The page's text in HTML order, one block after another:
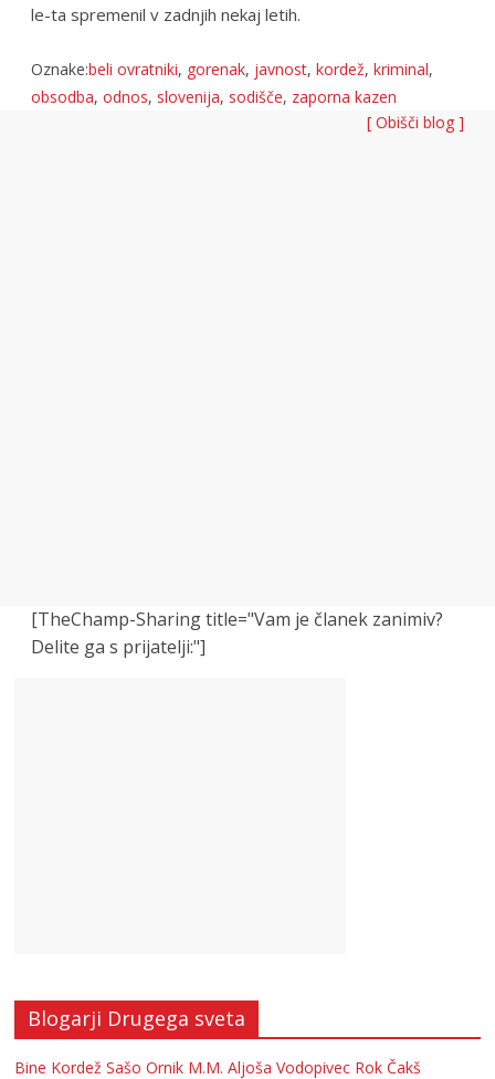
le-ta spremenil v zadnjih nekaj letih.
Oznake:beli ovratniki, gorenak, javnost,kordež,kriminal,
obsodba,odnos, slovenija, sodišče, zaporna kazen
[ Obišči blog ]
[TheChamp-Sharing title="Vam je članek zanimiv?
Delite ga s prijatelji:"]
Blogarji Drugega sveta
Bine Kordež Sašo Ornik M.M. Aljoša Vodopivec Rok Čakš